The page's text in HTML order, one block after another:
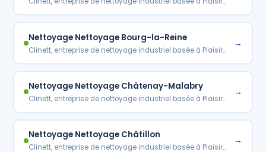
Nettoyage Nettoyage Bourg-la-Reine
Clinett, entreprise de nettoyage industriel basée à Plaisir…
→
Nettoyage Nettoyage Châtenay-Malabry
Clinett, entreprise de nettoyage industriel basée à Plaisir…
→
Nettoyage Nettoyage Châtillon
Clinett, entreprise de nettoyage industriel basée à Plaisir…
→